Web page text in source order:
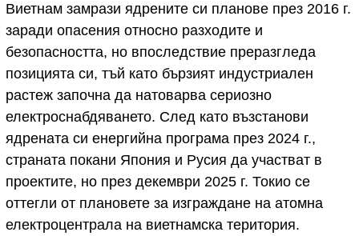
Виетнам замрази ядрените си планове през 2016 г.
заради опасения относно разходите и
безопасността, но впоследствие преразгледа
позицията си, тъй като бързият индустриален
растеж започна да натоварва сериозно
електроснабдяването. След като възстанови
ядрената си енергийна програма през 2024 г.,
страната покани Япония и Русия да участват в
проектите, но през декември 2025 г. Токио се
оттегли от плановете за изграждане на атомна
електроцентрала на виетнамска територия.